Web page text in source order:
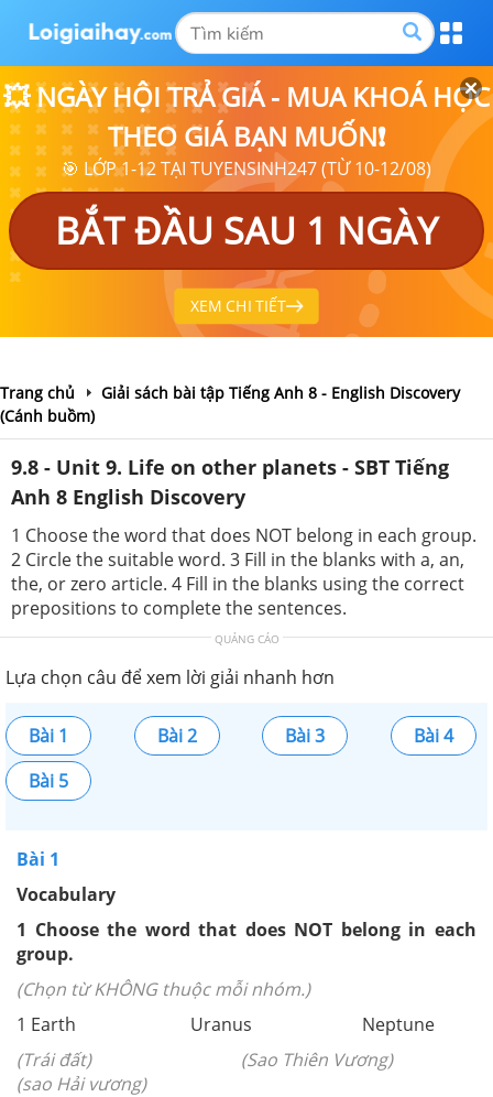
💥 NGÀY HỘI TRẢ GIÁ - MUA KHOÁ HỌC
THEO GIÁ BẠN MUỐN❗
🎯 LỚP 1-12 TẠI TUYENSINH247 (TỪ 10-12/08)
BẮT ĐẦU SAU 1 NGÀY
XEM CHI TIẾT
Trang chủ
Giải sách bài tập Tiếng Anh 8 - English Discovery
(Cánh buồm)
9.8 - Unit 9. Life on other planets - SBT Tiếng
Anh 8 English Discovery
1 Choose the word that does NOT belong in each group.
2 Circle the suitable word. 3 Fill in the blanks with a, an,
the, or zero article. 4 Fill in the blanks using the correct
prepositions to complete the sentences.
QUẢNG CÁO
Lựa chọn câu để xem lời giải nhanh hơn
Bài 1 Bài 2 Bài 3
Bài 4
Bài 5
Bài 1
Vocabulary
1 Choose the word that does NOT belong in each
group.
(Chọn từ KHÔNG thuộc mỗi nhóm.)
1 Earth Uranus Neptune
(Trái đất) (Sao Thiên Vương)
(sao Hải vương)